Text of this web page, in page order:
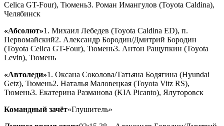
Celica GT-Four), Тюмень3. Роман Имангулов (Toyota Caldina),
Челябинск
«Абсолют»1. Михаил Лебедев (Toyota Caldina ED), п.
Первомайский2. Александр Бородин/Дмитрий Бородин
(Toyota Celica GT-Four), Тюмень3. Антон Ращупкин (Toyota
Levin), Тюмень
«Автоледи»1. Оксана Соколова/Татьяна Бодягина (Hyundai
Getz), Тюмень2. Наталья Маловецкая (Toyota Vitz RS),
Тюмень3. Екатерина Разманова (KIA Picanto), Ялуторовск
Командный зачёт«Глушитель»